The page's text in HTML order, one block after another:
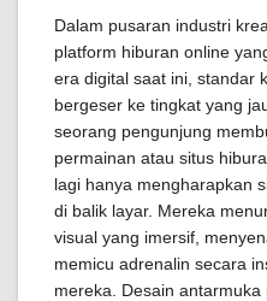
Dalam pusaran industri
platform hiburan online
era digital saat ini, standar
bergeser ke tingkat yang
seorang pengunjung
permainan atau situs
lagi hanya mengharapkan
di balik layar. Mereka
visual yang imersif,
memicu adrenalin secara
mereka. Desain